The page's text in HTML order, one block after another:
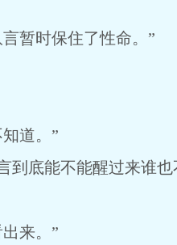
暂时保住了性命。”
道。”
到底能不能醒过来谁
来。”